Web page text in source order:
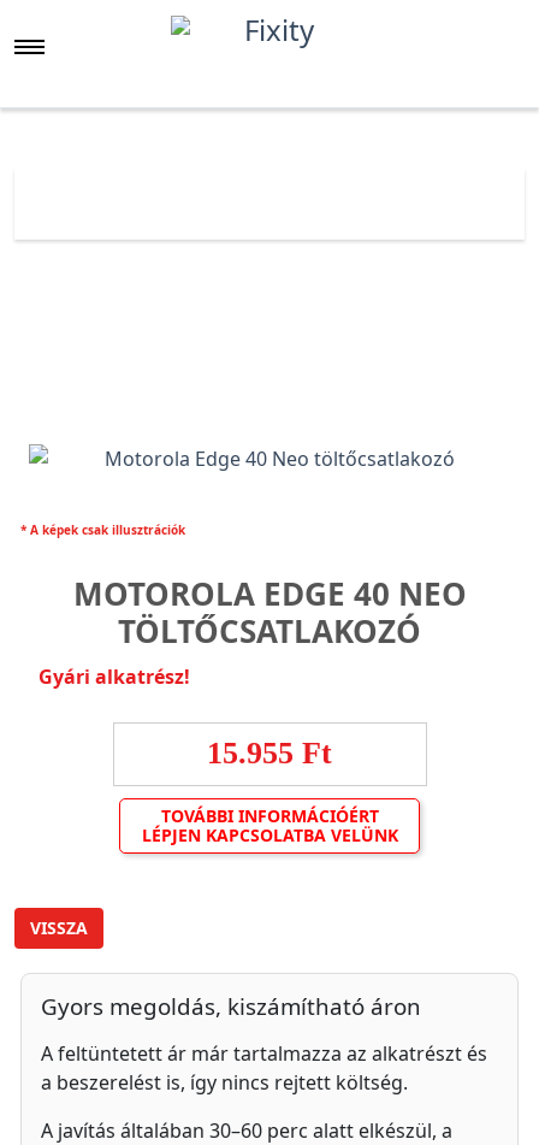
* A képek csak illusztrációk
MOTOROLA EDGE 40 NEO
TÖLTŐCSATLAKOZÓ
Gyári alkatrész!
15.955 Ft
TOVÁBBI INFORMÁCIÓÉRT
LÉPJEN KAPCSOLATBA VELÜNK
VISSZA
Gyors megoldás, kiszámítható áron
A feltüntetett ár már tartalmazza az alkatrészt és
a beszerelést is, így nincs rejtett költség.
A javítás általában 30–60 perc alatt elkészül, a